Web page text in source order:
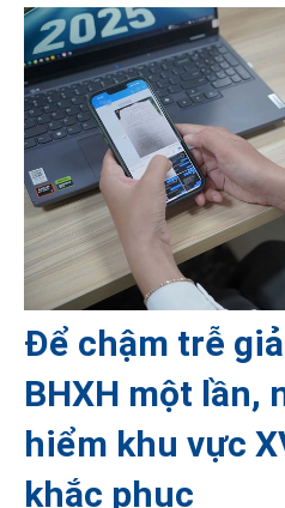
Để chậm trễ
BHXH một lần,
hiểm khu vực
khắc phục